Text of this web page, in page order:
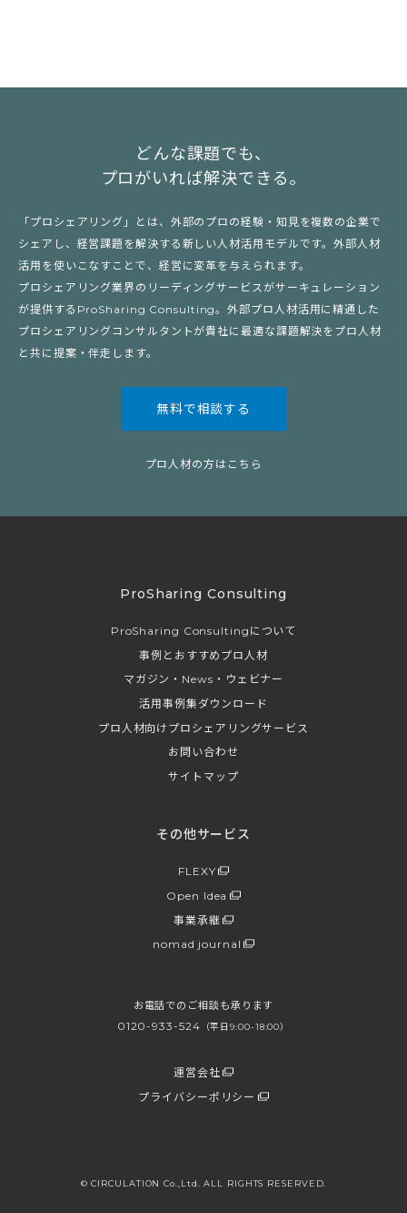
どんな課題でも、
プロがいれば解決できる。
「プロシェアリング」とは、外部のプロの経験・知見を複数の企業で
シェアし、経営課題を解決する新しい人材活用モデルです。外部人材
活用を使いこなすことで、経営に変革を与えられます。
プロシェアリング業界のリーディングサービスがサーキュレーション
が提供するProSharing Consulting。外部プロ人材活用に精通した
プロシェアリングコンサルタントが貴社に最適な課題解決をプロ人材
と共に提案・伴走します。
無料で相談する
プロ人材の方はこちら
ProSharing Consulting
ProSharing Consultingについて
事例とおすすめプロ人材
マガジン・News・ウェビナー
活用事例集ダウンロード
プロ人材向けプロシェアリングサービス
お問い合わせ
サイトマップ
その他サービス
FLEXY
Open Idea
事業承継
nomad journal
お電話でのご相談も承ります
0120-933-524 （平日9:00-18:00）
運営会社
プライバシーポリシー
© CIRCULATION Co.,Ltd. ALL RIGHTS RESERVED.